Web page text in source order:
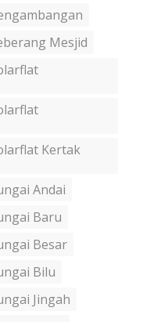
Mesjid
Kertak
Andai
Baru
Besar
Bilu
Jingah